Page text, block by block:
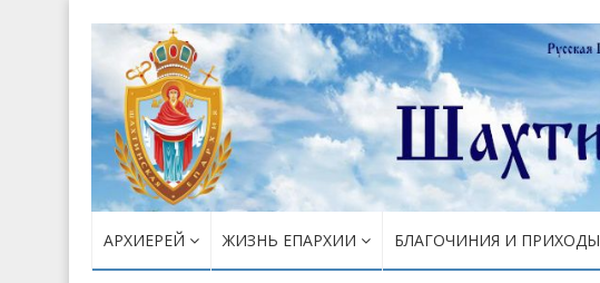
АРХИЕРЕЙ ЖИЗНЬ ЕПАРХИИ БЛАГОЧИНИЯ И ПРИХОДЫ